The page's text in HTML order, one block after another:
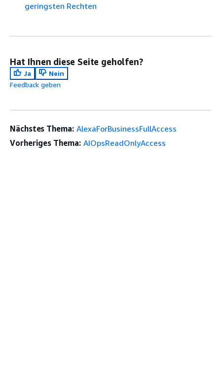
geringsten Rechten
Hat Ihnen diese Seite geholfen?
Ja
Nein
Feedback geben
Nächstes Thema: AlexaForBusinessFullAccess
Vorheriges Thema: AIOpsReadOnlyAccess